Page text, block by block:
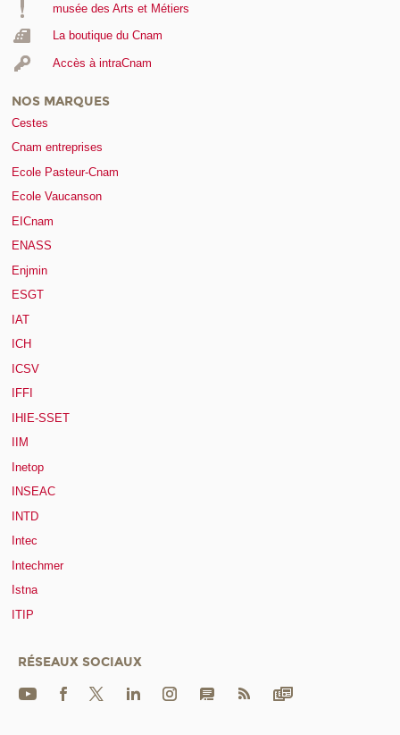
musée des Arts et Métiers
La boutique du Cnam
Accès à intraCnam
NOS MARQUES
Cestes
Cnam entreprises
Ecole Pasteur-Cnam
Ecole Vaucanson
EICnam
ENASS
Enjmin
ESGT
IAT
ICH
ICSV
IFFI
IHIE-SSET
IIM
Inetop
INSEAC
INTD
Intec
Intechmer
Istna
ITIP
RÉSEAUX SOCIAUX